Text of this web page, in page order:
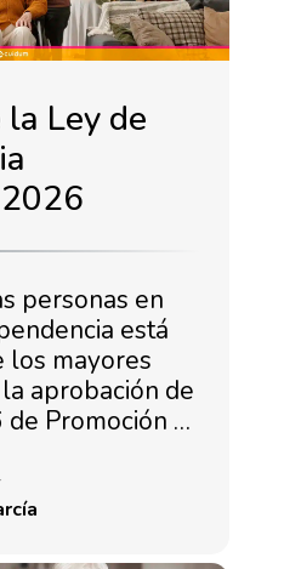
Ley de
personas en
está
los mayores
aprobación de
Promoción …